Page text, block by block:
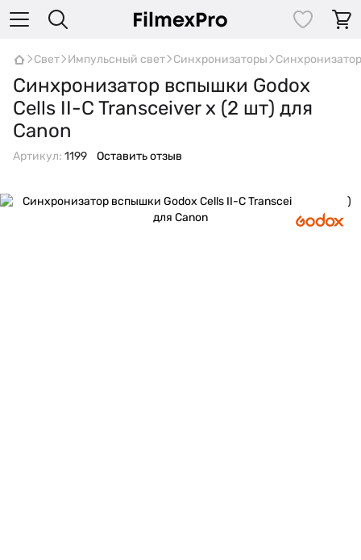
Свет Импульсный свет Синхронизаторы
Синхронизатор вспышки Godox
Cells II-C Transceiver x (2 шт) для
Canon
Артикул: 1199 Оставить отзыв